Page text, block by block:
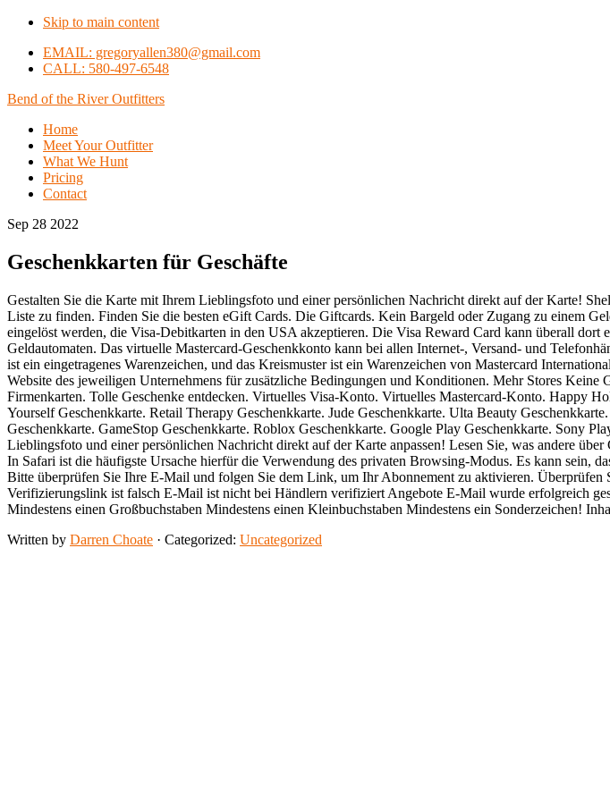
Skip to main content
EMAIL: gregoryallen380@gmail.com
CALL: 580-497-6548
Bend of the River Outfitters
Home
Meet Your Outfitter
What We Hunt
Pricing
Contact
Sep 28 2022
Geschenkkarten für Geschäfte
Gestalten Sie die Karte mit Ihrem Lieblingsfoto und einer persönlichen Nachricht direkt auf der Karte!
Liste zu finden. Finden Sie die besten eGift Cards. Die Giftcards. Kein Bargeld oder Zugang zu einem
eingelöst werden, die Visa-Debitkarten in den USA akzeptieren. Die Visa Reward Card kann überall
Geldautomaten. Das virtuelle Mastercard-Geschenkkonto kann bei allen Internet-, Versand- und
ist ein eingetragenes Warenzeichen, und das Kreismuster ist ein Warenzeichen von Mastercard
Website des jeweiligen Unternehmens für zusätzliche Bedingungen und Konditionen. Mehr Stores
Firmenkarten. Tolle Geschenke entdecken. Virtuelles Visa-Konto. Virtuelles Mastercard-Konto. Happy
Yourself Geschenkkarte. Retail Therapy Geschenkkarte. Jude Geschenkkarte. Ulta Beauty
Geschenkkarte. GameStop Geschenkkarte. Roblox Geschenkkarte. Google Play Geschenkkarte. Sony
Lieblingsfoto und einer persönlichen Nachricht direkt auf der Karte anpassen! Lesen Sie, was andere über
In Safari ist die häufigste Ursache hierfür die Verwendung des privaten Browsing-Modus. Es kann sein,
Bitte überprüfen Sie Ihre E-Mail und folgen Sie dem Link, um Ihr Abonnement zu aktivieren.
Verifizierungslink ist falsch E-Mail ist nicht bei Händlern verifiziert Angebote E-Mail wurde erfolgreich
Mindestens einen Großbuchstaben Mindestens einen Kleinbuchstaben Mindestens ein Sonderzeichen!
Written by Darren Choate · Categorized: Uncategorized